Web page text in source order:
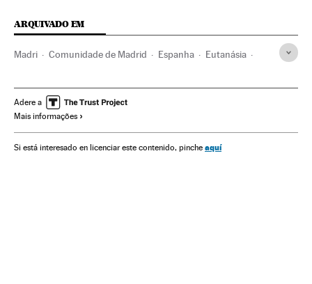
ARQUIVADO EM
Madri Comunidade de Madrid Espanha Eutanásia
Medicina paliativa Doentes
Especialidades médicas
Previdência Sociedade Saúde
Adere a
Mais informações
Si está interesado en licenciar este contenido, pinche aquí